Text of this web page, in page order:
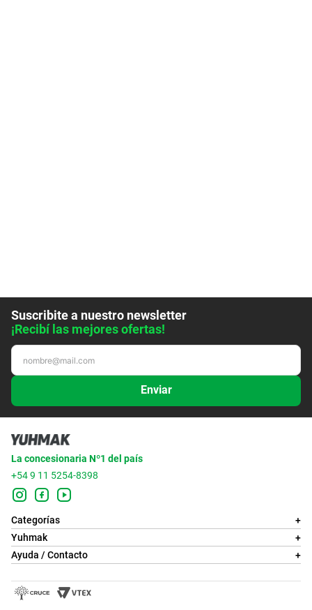
Suscribite a nuestro newsletter
¡Recibí las mejores ofertas!
Enviar
La concesionaria Nº1 del país
+54 9 11 5254-8398
Categorías
+
Yuhmak
+
Ayuda / Contacto
+